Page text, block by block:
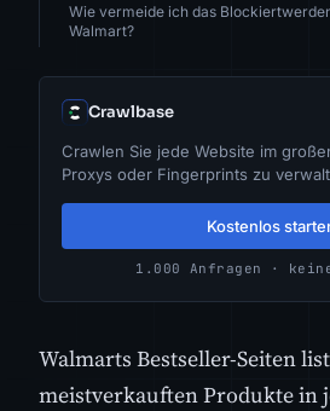
Wie vermeide ich das
Walmart?
Crawlbase
Crawlen Sie jede Website im
Proxys oder Fingerprints zu
Kostenlos
1.000 Anfragen ·
Walmarts Bestseller-Seiten
meistverkauften Produkte in